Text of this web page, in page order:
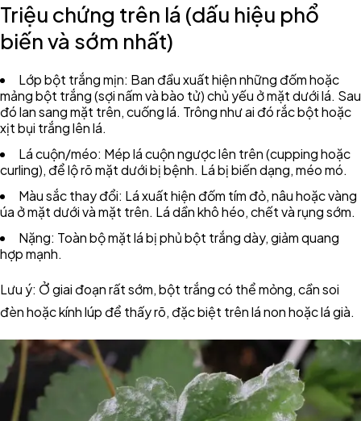
Triệu chứng trên lá (dấu hiệu phổ
biến và sớm nhất)
Lớp bột trắng mịn: Ban đầu xuất hiện những đốm hoặc
mảng bột trắng (sợi nấm và bào tử) chủ yếu ở mặt dưới lá. Sau
đó lan sang mặt trên, cuống lá. Trông như ai đó rắc bột hoặc
xịt bụi trắng lên lá.
Lá cuộn/méo: Mép lá cuộn ngược lên trên (cupping hoặc
curling), để lộ rõ mặt dưới bị bệnh. Lá bị biến dạng, méo mó.
Màu sắc thay đổi: Lá xuất hiện đốm tím đỏ, nâu hoặc vàng
úa ở mặt dưới và mặt trên. Lá dần khô héo, chết và rụng sớm.
Nặng: Toàn bộ mặt lá bị phủ bột trắng dày, giảm quang
hợp mạnh.
Lưu ý: Ở giai đoạn rất sớm, bột trắng có thể mỏng, cần soi
đèn hoặc kính lúp để thấy rõ, đặc biệt trên lá non hoặc lá già.